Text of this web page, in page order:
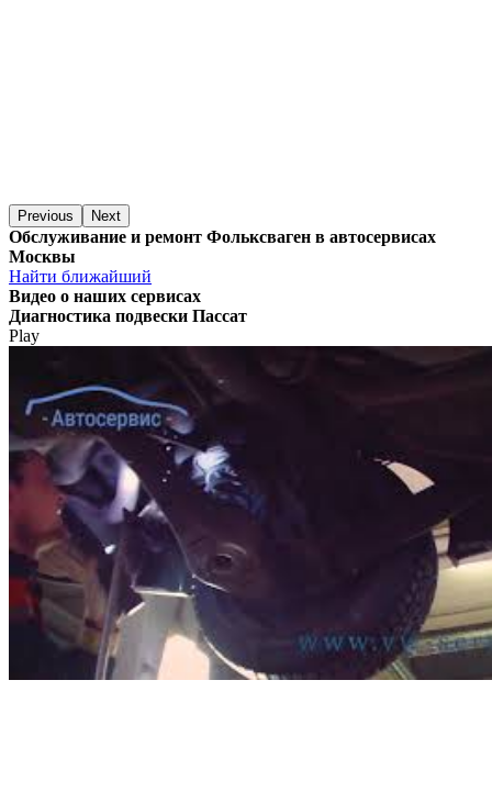
Previous Next
Обслуживание и ремонт Фольксваген в автосервисах
Москвы
Найти ближайший
Видео о наших сервисах
Диагностика подвески Пассат
Play